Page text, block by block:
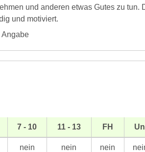
und anderen etwas Gutes zu tun.
und motiviert.
Angabe
7 - 10 11 - 13 FH
nein nein nein